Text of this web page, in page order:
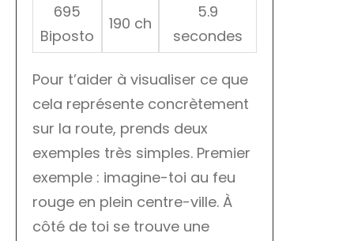
695
Biposto
190 ch
5.9
secondes
Pour t’aider à visualiser ce que
cela représente concrètement
sur la route, prends deux
exemples très simples. Premier
exemple : imagine-toi au feu
rouge en plein centre-ville. À
côté de toi se trouve une